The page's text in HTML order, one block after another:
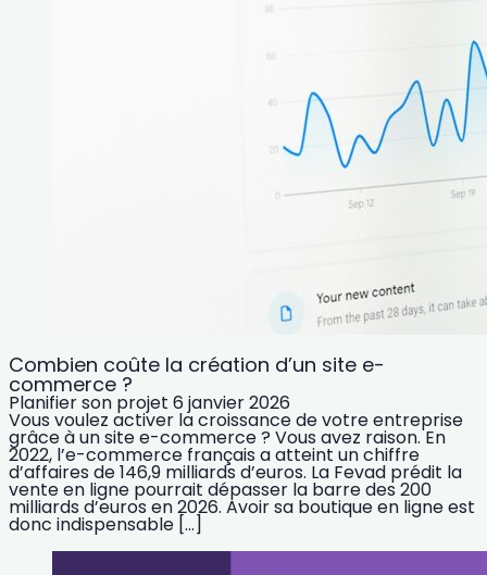
Combien coûte la création d’un site e-
commerce ?
Planifier son projet 6 janvier 2026
Vous voulez activer la croissance de votre entreprise
grâce à un site e-commerce ? Vous avez raison. En
2022, l’e-commerce français a atteint un chiffre
d’affaires de 146,9 milliards d’euros. La Fevad prédit la
vente en ligne pourrait dépasser la barre des 200
milliards d’euros en 2026. Avoir sa boutique en ligne est
donc indispensable […]